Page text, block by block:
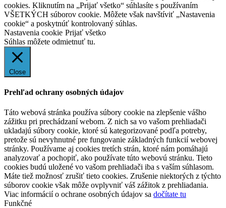
cookies. Kliknutím na „Prijať všetko“ súhlasíte s používaním
VŠETKÝCH súborov cookie. Môžete však navštíviť „Nastavenia
cookie“ a poskytnúť kontrolovaný súhlas.
Nastavenia cookie Prijať všetko
Súhlas môžete odmietnuť tu.
Close
Prehľad ochrany osobných údajov
Táto webová stránka používa súbory cookie na zlepšenie vášho
zážitku pri prechádzaní webom. Z nich sa vo vašom prehliadači
ukladajú súbory cookie, ktoré sú kategorizované podľa potreby,
pretože sú nevyhnutné pre fungovanie základných funkcií webovej
stránky. Používame aj cookies tretích strán, ktoré nám pomáhajú
analyzovať a pochopiť, ako používate túto webovú stránku. Tieto
cookies budú uložené vo vašom prehliadači iba s vaším súhlasom.
Máte tiež možnosť zrušiť tieto cookies. Zrušenie niektorých z týchto
súborov cookie však môže ovplyvniť váš zážitok z prehliadania.
Viac informácií o ochrane osobných údajov sa dočítate tu
Funkčné